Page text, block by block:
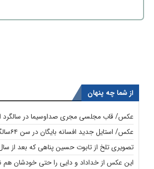
از شما چه پنهان
عکس/ قاب مجلسی مجری صداوسیما در سالگرد
عکس/ استایل جدید افسانه بایگان در سن ۶۴سالگی
تصویری تلخ از تابوت حسین پناهی که بعد از
این عکس از خداداد و دایی را حتی خودشان هم